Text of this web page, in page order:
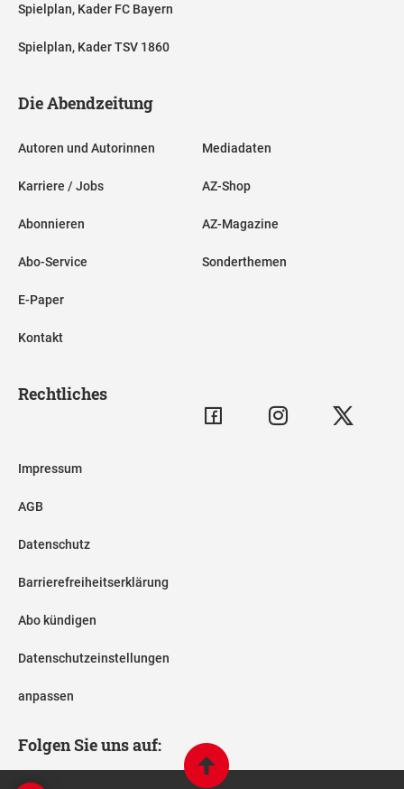
Spielplan, Kader FC Bayern
Spielplan, Kader TSV 1860
Die Abendzeitung
Autoren und Autorinnen
Karriere / Jobs
Abonnieren
Abo-Service
E-Paper
Kontakt
Mediadaten
AZ-Shop
AZ-Magazine
Sonderthemen
Rechtliches
Impressum
AGB
Datenschutz
Barrierefreiheitserklärung
Abo kündigen
Datenschutzeinstellungen
anpassen
Folgen Sie uns auf: